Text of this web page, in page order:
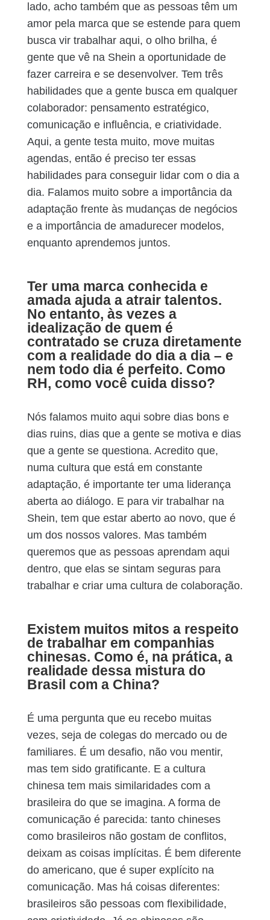
lado, acho também que as pessoas têm um
amor pela marca que se estende para quem
busca vir trabalhar aqui, o olho brilha, é
gente que vê na Shein a oportunidade de
fazer carreira e se desenvolver. Tem três
habilidades que a gente busca em qualquer
colaborador: pensamento estratégico,
comunicação e influência, e criatividade.
Aqui, a gente testa muito, move muitas
agendas, então é preciso ter essas
habilidades para conseguir lidar com o dia a
dia. Falamos muito sobre a importância da
adaptação frente às mudanças de negócios
e a importância de amadurecer modelos,
enquanto aprendemos juntos.
Ter uma marca conhecida e
amada ajuda a atrair talentos.
No entanto, às vezes a
idealização de quem é
contratado se cruza diretamente
com a realidade do dia a dia – e
nem todo dia é perfeito. Como
RH, como você cuida disso?
Nós falamos muito aqui sobre dias bons e
dias ruins, dias que a gente se motiva e dias
que a gente se questiona. Acredito que,
numa cultura que está em constante
adaptação, é importante ter uma liderança
aberta ao diálogo. E para vir trabalhar na
Shein, tem que estar aberto ao novo, que é
um dos nossos valores. Mas também
queremos que as pessoas aprendam aqui
dentro, que elas se sintam seguras para
trabalhar e criar uma cultura de colaboração.
Existem muitos mitos a respeito
de trabalhar em companhias
chinesas. Como é, na prática, a
realidade dessa mistura do
Brasil com a China?
É uma pergunta que eu recebo muitas
vezes, seja de colegas do mercado ou de
familiares. É um desafio, não vou mentir,
mas tem sido gratificante. E a cultura
chinesa tem mais similaridades com a
brasileira do que se imagina. A forma de
comunicação é parecida: tanto chineses
como brasileiros não gostam de conflitos,
deixam as coisas implícitas. É bem diferente
do americano, que é super explícito na
comunicação. Mas há coisas diferentes:
brasileiros são pessoas com flexibilidade,